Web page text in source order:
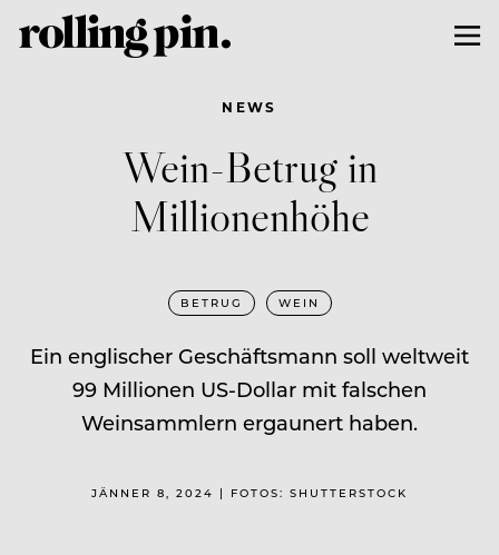
NEWS
Wein-Betrug in
Millionenhöhe
BETRUG WEIN
Ein englischer Geschäftsmann soll weltweit
99 Millionen US-Dollar mit falschen
Weinsammlern ergaunert haben.
JÄNNER 8, 2024 | FOTOS: SHUTTERSTOCK